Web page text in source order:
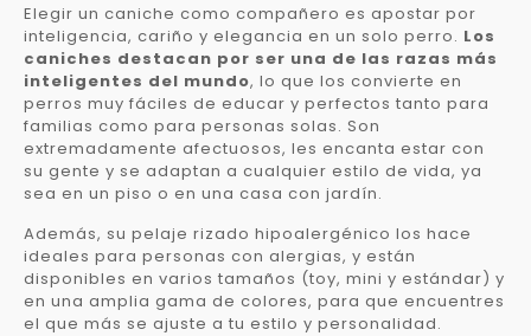
Elegir un caniche como compañero es apostar por
inteligencia, cariño y elegancia en un solo perro. Los
caniches destacan por ser una de las razas más
inteligentes del mundo, lo que los convierte en
perros muy fáciles de educar y perfectos tanto para
familias como para personas solas. Son
extremadamente afectuosos, les encanta estar con
su gente y se adaptan a cualquier estilo de vida, ya
sea en un piso o en una casa con jardín.
Además, su pelaje rizado hipoalergénico los hace
ideales para personas con alergias, y están
disponibles en varios tamaños (toy, mini y estándar) y
en una amplia gama de colores, para que encuentres
el que más se ajuste a tu estilo y personalidad.